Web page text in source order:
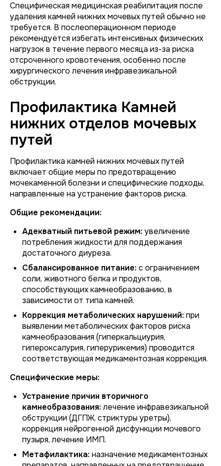
Специфическая медицинская реабилитация после
удаления камней нижних мочевых путей обычно не
требуется. В послеоперационном периоде
рекомендуется избегать интенсивных физических
нагрузок в течение первого месяца из-за риска
отсроченного кровотечения, особенно после
хирургического лечения инфравезикальной
обструкции.
Профилактика Камней
нижних отделов мочевых
путей
Профилактика камней нижних мочевых путей
включает общие меры по предотвращению
мочекаменной болезни и специфические подходы,
направленные на устранение факторов риска.
Общие рекомендации:
Адекватный питьевой режим: увеличение
потребления жидкости для поддержания
достаточного диуреза.
Сбалансированное питание: с ограничением
соли, животного белка и продуктов,
способствующих камнеобразованию, в
зависимости от типа камней.
Коррекция метаболических нарушений: при
выявлении метаболических факторов риска
камнеобразования (гиперкальциурия,
гипероксалурия, гиперурикемия) проводится
соответствующая медикаментозная коррекция.
Специфические меры:
Устранение причин вторичного
камнеобразования: лечение инфравезикальной
обструкции (ДГПЖ, стриктуры уретры),
коррекция нейрогенной дисфункции мочевого
пузыря, лечение ИМП.
Метафилактика: назначение медикаментозных